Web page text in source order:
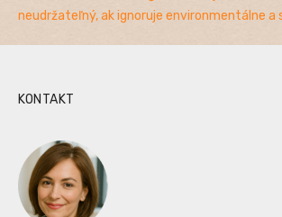
neudržateľný, ak ignoruje environmentálne a
KONTAKT